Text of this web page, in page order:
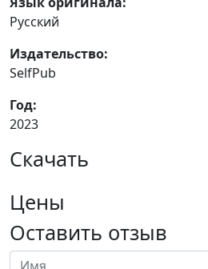
Русский
Издательство:
SelfPub
Год:
2023
Скачать
Цены
Оставить отзыв